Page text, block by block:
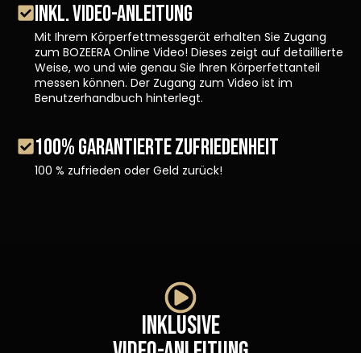
INKL. VIDEO-ANLEITUNG
Mit Ihrem Körperfettmessgerät erhalten Sie Zugang
zum BOZEERA Online Video! Dieses zeigt auf detaillierte
Weise, wo und wie genau Sie Ihren Körperfettanteil
messen können. Der Zugang zum Video ist im
Benutzerhandbuch hinterlegt.
100% GARANTIERTE ZUFRIEDENHEIT
100 % zufrieden oder Geld zurück!
Inklusive